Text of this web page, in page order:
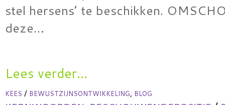
stel hersens’ te beschikken.
deze…
Lees verder...
KEES / BEWUSTZIJNSONTWIKKELING, BLOG